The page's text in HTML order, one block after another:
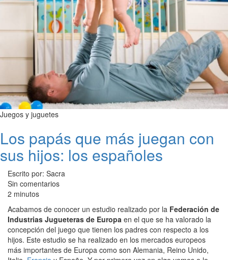
Juegos y juguetes
Los papás que más juegan con
sus hijos: los españoles
Escrito por: Sacra
Sin comentarios
2 minutos
Acabamos de conocer un estudio realizado por la Federación de
Industrias Jugueteras de Europa en el que se ha valorado la
concepción del juego que tienen los padres con respecto a los
hijos. Este estudio se ha realizado en los mercados europeos
más importantes de Europa como son Alemania, Reino Unido,